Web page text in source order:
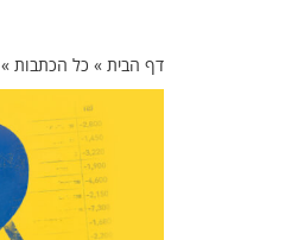
דף הבית » כל הכתבות »